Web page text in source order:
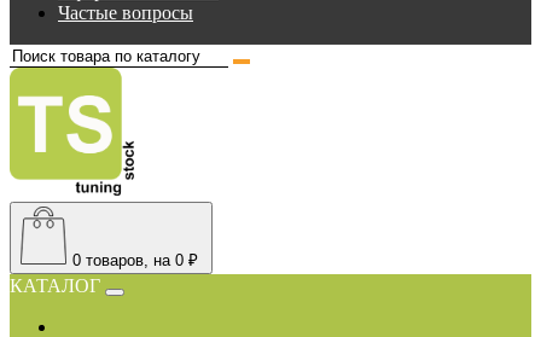
Частые вопросы
0 товаров, на 0 ₽
КАТАЛОГ